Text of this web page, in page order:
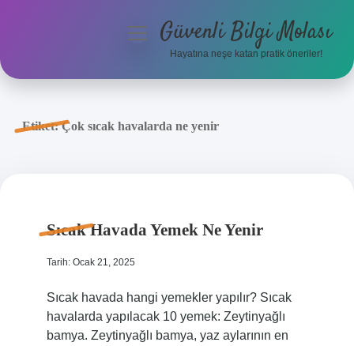
Anasayfa
menüyüGüvenli Bilgi Molası
Hayatına neşe katan pratik öneriler!
Etiket:Çok sıcak havalarda ne yenir
Sıcak Havada Yemek Ne Yenir
Tarih: Ocak 21, 2025
Sıcak havada hangi yemekler yapılır? Sıcak
havalarda yapılacak 10 yemek: Zeytinyağlı
bamya. Zeytinyağlı bamya, yaz aylarının en